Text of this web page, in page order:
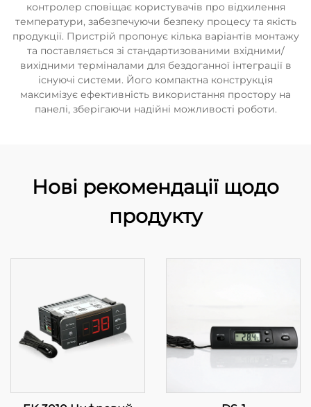
контролер сповіщає користувачів про відхилення
температури, забезпечуючи безпеку процесу та якість
продукції. Пристрій пропонує кілька варіантів монтажу
та поставляється зі стандартизованими вхідними/
вихідними терміналами для бездоганної інтеграції в
існуючі системи. Його компактна конструкція
максимізує ефективність використання простору на
панелі, зберігаючи надійні можливості роботи.
Нові рекомендації щодо
продукту